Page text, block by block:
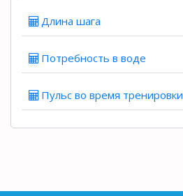
Длина шага
Потребность в воде
Пульс во время тренировки